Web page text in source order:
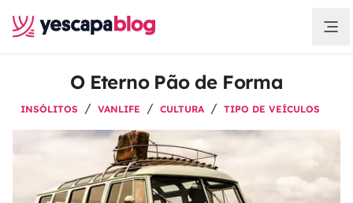
O Eterno Pão de Forma
INSÓLITOS VANLIFE CULTURA TIPO DE VEÍCULOS